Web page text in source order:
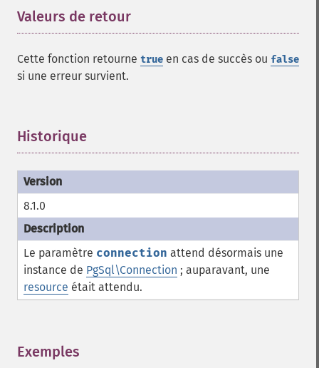
Valeurs de retour
Cette fonction retourne true en cas de succès ou false
si une erreur survient.
Historique
8.1.0
Le paramètre connection attend désormais une
instance de PgSql\Connection ; auparavant, une
resource était attendu.
Exemples